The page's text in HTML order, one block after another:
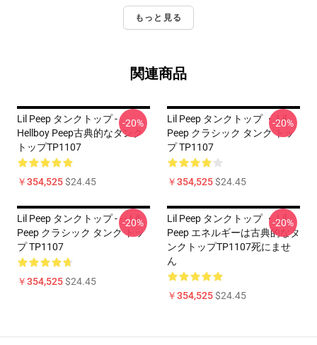
もっと見る
関連商品
Lil Peep タンクトップ -
Hellboy Peep古典的なタンク
トップTP1107
￥354,525$24.45
-20%
Lil Peep タンクトップ ・ Lil
Peep クラシック タンク トッ
プ TP1107
￥354,525$24.45
-20%
Lil Peep タンクトップ - - - Lil
Peep クラシック タンク トッ
プ TP1107
￥354,525$24.45
-20%
Lil Peep タンクトップ ・ Lil
Peep エネルギーは古典的なタ
ンクトップTP1107死にませ
ん
￥354,525$24.45
-20%